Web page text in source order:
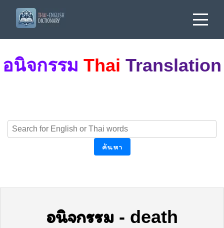
อนิจกรรม Thai Translation
ค้นหา
อนิจกรรม - death